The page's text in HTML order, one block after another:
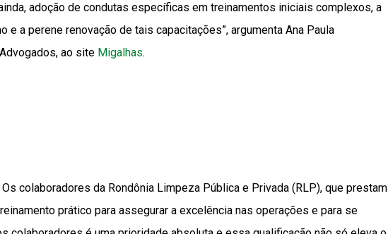
adoção de condutas específicas em treinamentos iniciais complexos, a
a perene renovação de tais capacitações”, argumenta Ana Paula
ao site Migalhas.
colaboradores da Rondônia Limpeza Pública e Privada (RLP), que prestam
prático para assegurar a excelência nas operações e para se